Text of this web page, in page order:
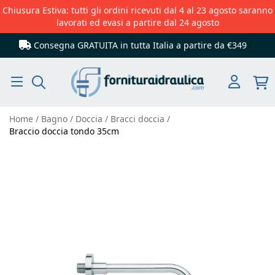
Chiusura Estiva: tutti gli ordini ricevuti dal 4 al 23 agosto saranno
lavorati ed evasi a partire dal 24 agosto
Consegna GRATUITA in tutta Italia a partire da €349
Home Bagno Doccia
Bracci doccia
Braccio doccia tondo 35cm